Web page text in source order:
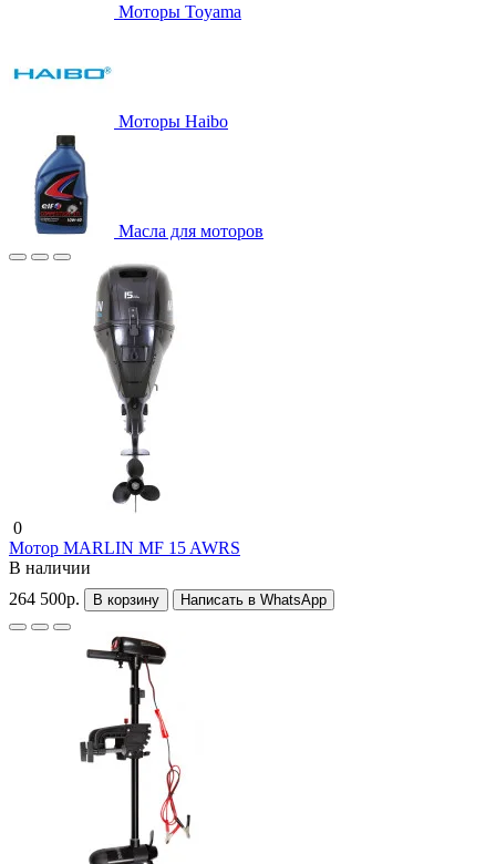
Моторы Toyama
Моторы Haibo
Масла для моторов
0
Мотор MARLIN MF 15 AWRS
В наличии
264 500р.
В корзину Написать в WhatsApp